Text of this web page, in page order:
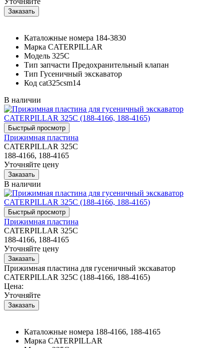
Каталожные номера 184-3830
Марка CATERPILLAR
Модель 325C
Тип запчасти Предохранительный клапан
Тип Гусеничный экскаватор
Код cat325csm14
В наличии
Прижимная пластина
CATERPILLAR 325C
188-4166, 188-4165
Уточняйте цену
В наличии
Прижимная пластина
CATERPILLAR 325C
188-4166, 188-4165
Уточняйте цену
Прижимная пластина для гусеничный экскаватор
CATERPILLAR 325C (188-4166, 188-4165)
Цена:
Уточняйте
Каталожные номера 188-4166, 188-4165
Марка CATERPILLAR